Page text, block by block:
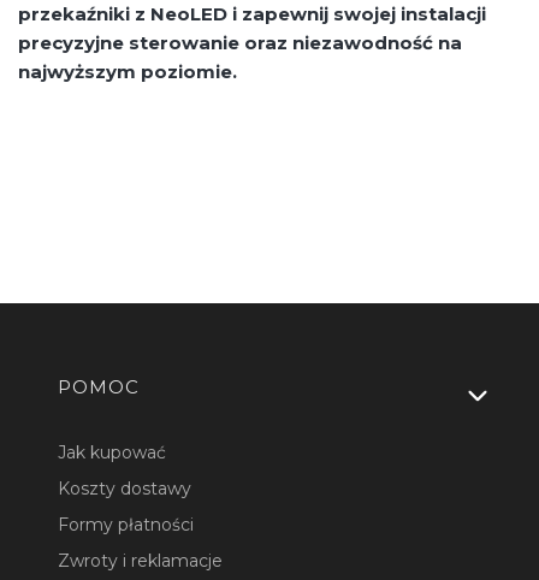
przekaźniki z NeoLED i zapewnij swojej instalacji
precyzyjne sterowanie oraz niezawodność na
najwyższym poziomie.
Linki w stopce
POMOC
Jak kupować
Koszty dostawy
Formy płatności
Zwroty i reklamacje